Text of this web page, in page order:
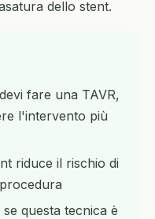
dello stent.
fare una TAVR,
l'intervento più
riduce il rischio di
questa tecnica è